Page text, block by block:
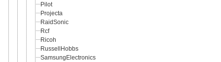
Pilot
Projecta
RaidSonic
Rcf
Ricoh
RussellHobbs
SamsungElectronics